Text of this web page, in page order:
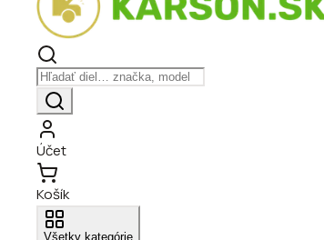
Účet
Košík
Všetky kategórie